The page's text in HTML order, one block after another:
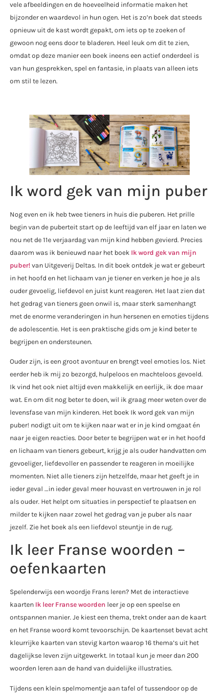
vele afbeeldingen en de hoeveelheid informatie maken het
bijzonder en waardevol in hun ogen. Het is zo’n boek dat steeds
opnieuw uit de kast wordt gepakt, om iets op te zoeken of
gewoon nog eens door te bladeren. Heel leuk om dit te zien,
omdat op deze manier een boek ineens een actief onderdeel is
van hun gesprekken, spel en fantasie, in plaats van alleen iets
om stil te lezen.
Ik word gek van mijn puber
Nog even en ik heb twee tieners in huis die puberen. Het prille
begin van de puberteit start op de leeftijd van elf jaar en laten we
nou net de 11e verjaardag van mijn kind hebben gevierd. Precies
daarom was ik benieuwd naar het boek Ik word gek van mijn
puber! van Uitgeverij Deltas. In dit boek ontdek je wat er gebeurt
in het hoofd en het lichaam van je tiener en verken je hoe je als
ouder gevoelig, liefdevol en juist kunt reageren. Het laat zien dat
het gedrag van tieners geen onwil is, maar sterk samenhangt
met de enorme veranderingen in hun hersenen en emoties tijdens
de adolescentie. Het is een praktische gids om je kind beter te
begrijpen en ondersteunen.
Ouder zijn, is een groot avontuur en brengt veel emoties los. Niet
eerder heb ik mij zo bezorgd, hulpeloos en machteloos gevoeld.
Ik vind het ook niet altijd even makkelijk en eerlijk, ik doe maar
wat. En om dit nog beter te doen, wil ik graag meer weten over de
levensfase van mijn kinderen. Het boek Ik word gek van mijn
puber! nodigt uit om te kijken naar wat er in je kind omgaat én
naar je eigen reacties. Door beter te begrijpen wat er in het hoofd
en lichaam van tieners gebeurt, krijg je als ouder handvatten om
gevoeliger, liefdevoller en passender te reageren in moeilijke
momenten. Niet alle tieners zijn hetzelfde, maar het geeft je in
ieder geval …in ieder geval meer houvast en vertrouwen in je rol
als ouder. Het helpt om situaties in perspectief te plaatsen en
milder te kijken naar zowel het gedrag van je puber als naar
jezelf. Zie het boek als een liefdevol steuntje in de rug.
Ik leer Franse woorden –
oefenkaarten
Spelenderwijs een woordje Frans leren? Met de interactieve
kaarten Ik leer Franse woorden leer je op een speelse en
ontspannen manier. Je kiest een thema, trekt onder aan de kaart
en het Franse woord komt tevoorschijn. De kaartenset bevat acht
kleurrijke kaarten van stevig karton waarop 16 thema’s uit het
dagelijkse leven zijn uitgewerkt. In totaal kun je meer dan 200
woorden leren aan de hand van duidelijke illustraties.
Tijdens een klein spelmomentje aan tafel of tussendoor op de